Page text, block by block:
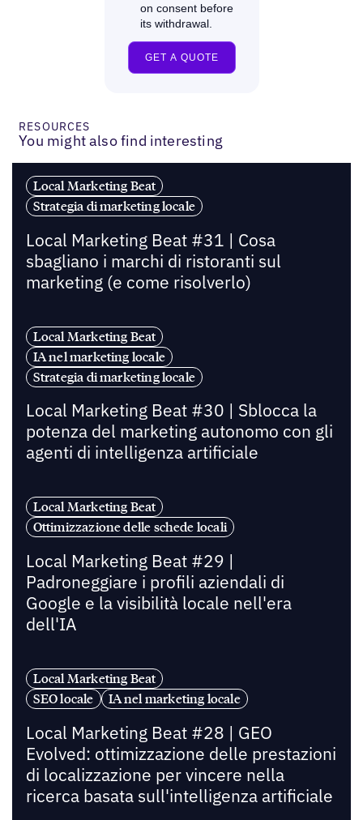
RESOURCES
You might also find interesting
Local Marketing Beat
Strategia di marketing locale
Local Marketing Beat #31 | Cosa
sbagliano i marchi di ristoranti sul
marketing (e come risolverlo)
Local Marketing Beat
IA nel marketing locale
Strategia di marketing locale
Local Marketing Beat #30 | Sblocca la
potenza del marketing autonomo con gli
agenti di intelligenza artificiale
Local Marketing Beat
Ottimizzazione delle schede locali
Local Marketing Beat #29 |
Padroneggiare i profili aziendali di
Google e la visibilità locale nell'era
dell'IA
Local Marketing Beat
SEO locale
IA nel marketing locale
Local Marketing Beat #28 | GEO
Evolved: ottimizzazione delle prestazioni
di localizzazione per vincere nella
ricerca basata sull'intelligenza artificiale